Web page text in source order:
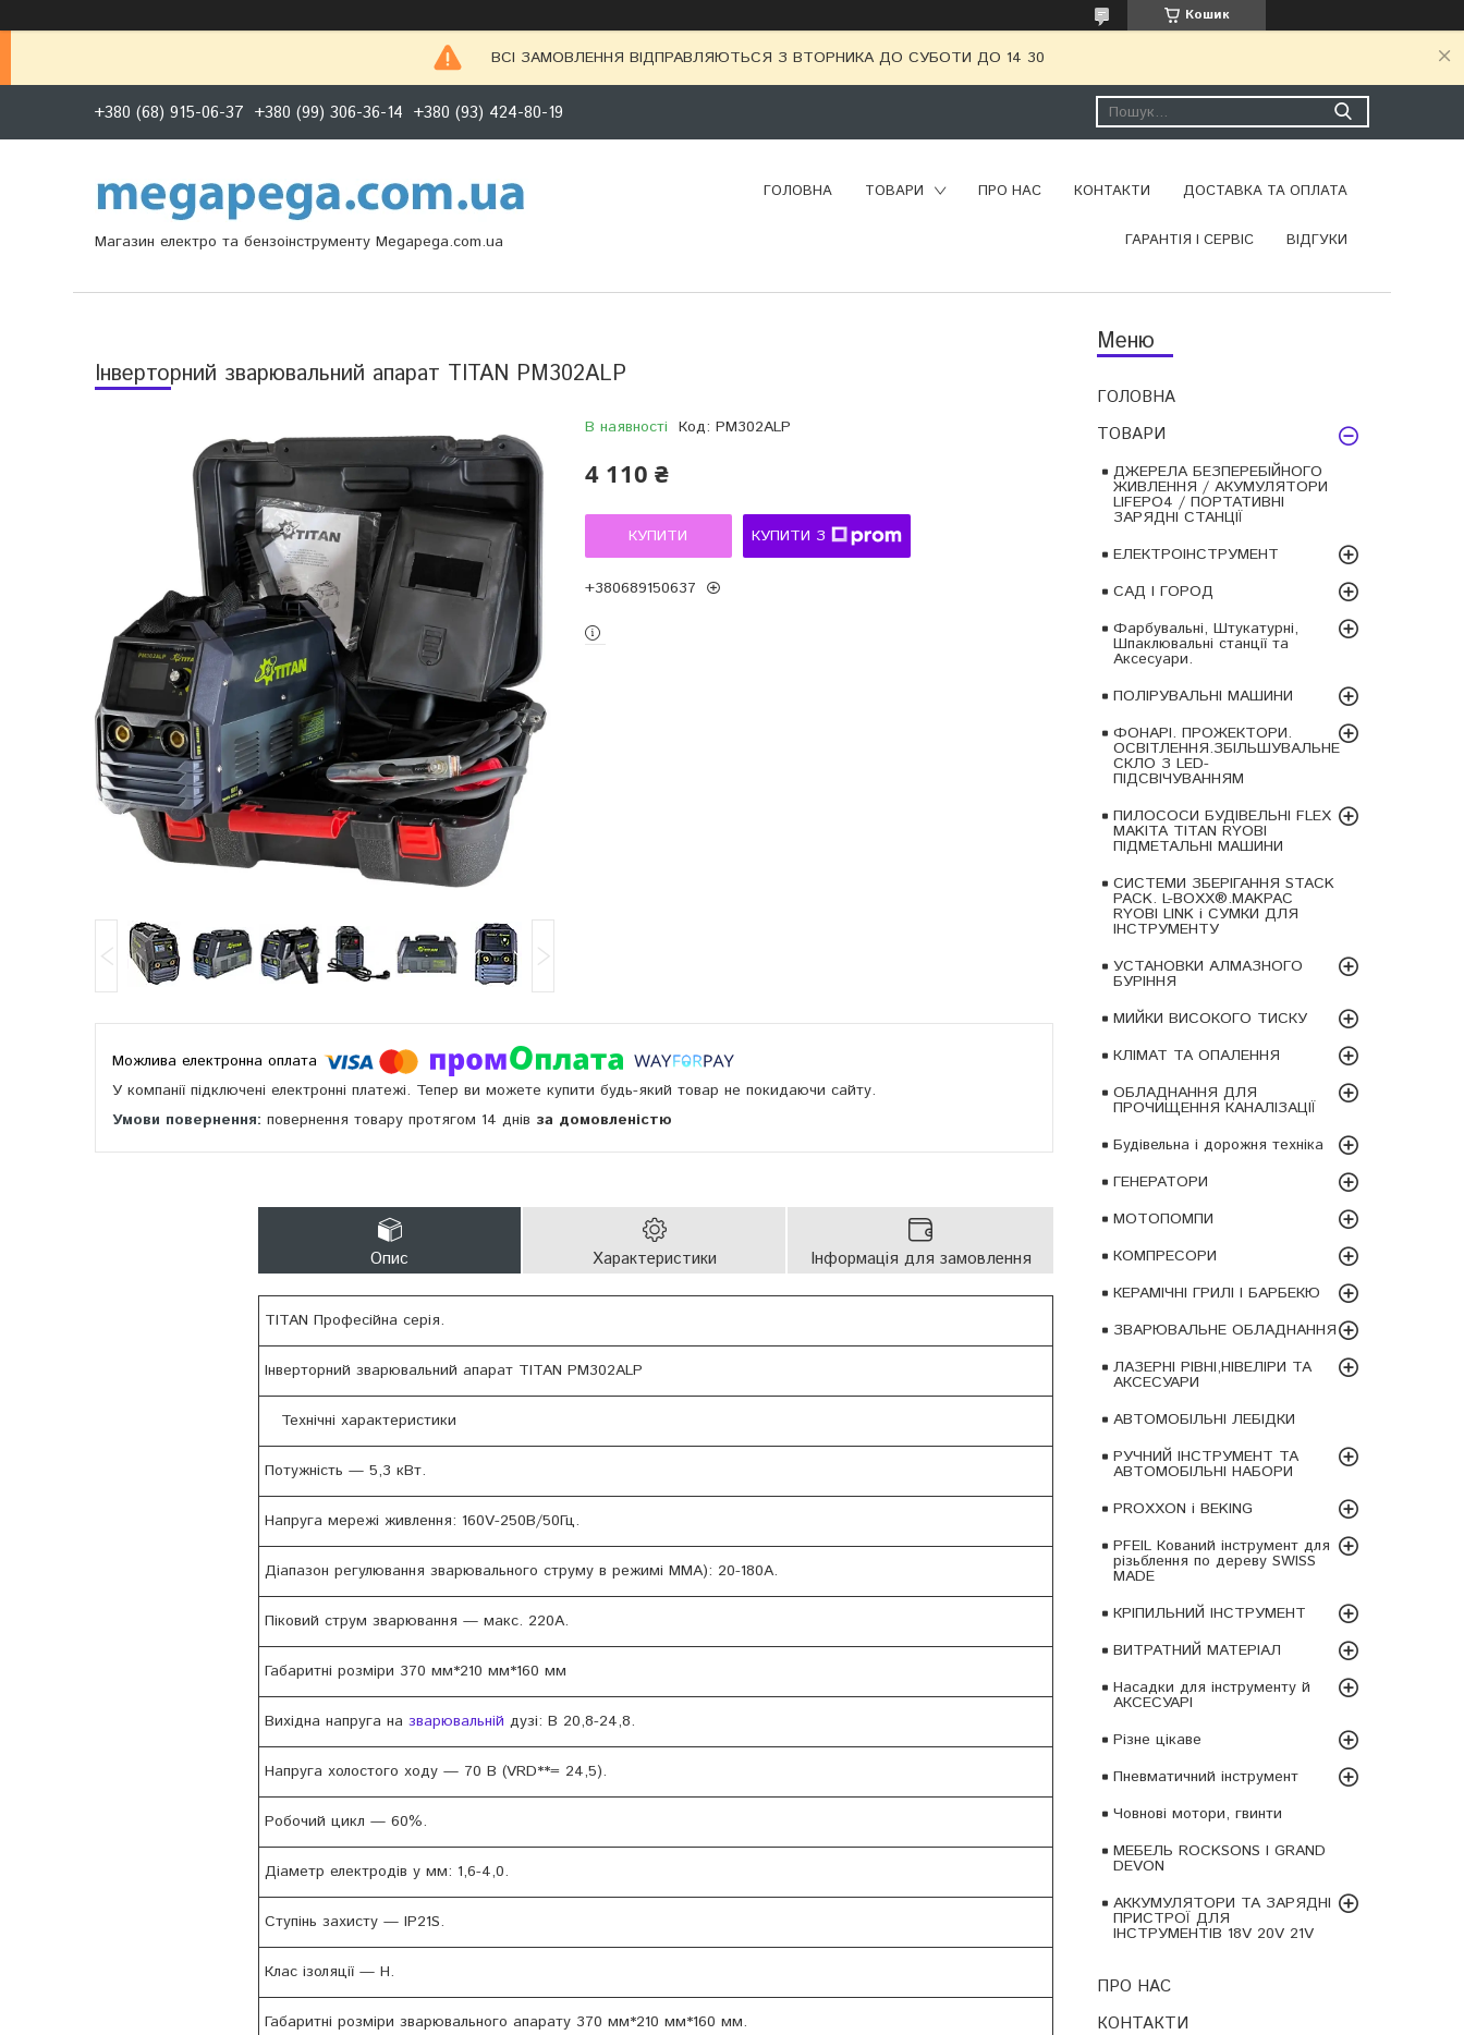
Кошик
ВСІ ЗАМОВЛЕННЯ ВІДПРАВЛЯЮТЬСЯ З ВТОРНИКА ДО СУБОТИ ДО 14 30
+380 (68) 915-06-37 +380 (99) 306-36-14 +380 (93) 424-80-19
Магазин електро та бензоінструменту Megapega.com.ua
ГОЛОВНА ТОВАРИ ПРО НАС КОНТАКТИ ДОСТАВКА ТА ОПЛАТА
ГАРАНТІЯ І СЕРВІС ВІДГУКИ
ГОЛОВНА
ТОВАРИ
ДЖЕРЕЛА БЕЗПЕРЕБІЙНОГО
ЖИВЛЕННЯ / АКУМУЛЯТОРИ
LIFEPO4 / ПОРТАТИВНІ
ЗАРЯДНІ СТАНЦІЇ
ЕЛЕКТРОІНСТРУМЕНТ
САД І ГОРОД
Фарбувальні, Штукатурні,
Шпаклювальні станції та
Аксесуари.
ПОЛІРУВАЛЬНІ МАШИНИ
ФОНАРІ. ПРОЖЕКТОРИ.
ОСВІТЛЕННЯ.ЗБІЛЬШУВАЛЬНЕ
СКЛО З LED-
ПІДСВІЧУВАННЯМ
ПИЛОСОСИ БУДІВЕЛЬНІ FLEX
MAKITA TITAN RYOBI
ПІДМЕТАЛЬНІ МАШИНИ
СИСТЕМИ ЗБЕРІГАННЯ STACK
PACK. L-BOXX®.MAKPAC
RYOBI LINK і СУМКИ ДЛЯ
ІНСТРУМЕНТУ
УСТАНОВКИ АЛМАЗНОГО
БУРІННЯ
МИЙКИ ВИСОКОГО ТИСКУ
КЛІМАТ ТА ОПАЛЕННЯ
ОБЛАДНАННЯ ДЛЯ
ПРОЧИЩЕННЯ КАНАЛІЗАЦІЇ
Будівельна і дорожня техніка
ГЕНЕРАТОРИ
МОТОПОМПИ
КОМПРЕСОРИ
КЕРАМІЧНІ ГРИЛІ І БАРБЕКЮ
ЗВАРЮВАЛЬНЕ ОБЛАДНАННЯ
ЛАЗЕРНІ РІВНІ,НІВЕЛІРИ ТА
АКСЕСУАРИ
АВТОМОБІЛЬНІ ЛЕБІДКИ
РУЧНИЙ ІНСТРУМЕНТ ТА
АВТОМОБІЛЬНІ НАБОРИ
PROXXON і BEKING
PFEIL Кований інструмент для
різьблення по дереву SWISS
MADE
КРІПИЛЬНИЙ ІНСТРУМЕНТ
ВИТРАТНИЙ МАТЕРІАЛ
Насадки для інструменту й
АКСЕСУАРІ
Різне цікаве
Пневматичний інструмент
Човнові мотори, гвинти
МЕБЕЛЬ ROCKSONS І GRAND
DEVON
АККУМУЛЯТОРИ ТА ЗАРЯДНІ
ПРИСТРОЇ ДЛЯ
ІНСТРУМЕНТІВ 18V 20V 21V
ПРО НАС
КОНТАКТИ
Інверторний зварювальний апарат TITAN PM302ALP
В наявності Код: PM302ALP
4 110 ₴
КУПИТИ КУПИТИ З
+380689150637
У компанії підключені електронні платежі. Тепер ви можете купити будь-який товар не покидаючи сайту.
повернення товару протягом 14 днів за домовленістю
Опис Характеристики Інформація для замовлення
TITAN Професійна серія.
Інверторний зварювальний апарат TITAN PM302ALP
Технічні характеристики
Потужність — 5,3 кВт.
Напруга мережі живлення: 160V-250В/50Гц.
Діапазон регулювання зварювального струму в режимі MMA): 20-180А.
Піковий струм зварювання — макс. 220А.
Габаритні розміри 370 мм*210 мм*160 мм
Вихідна напруга на зварювальній дузі: В 20,8-24,8.
Напруга холостого ходу — 70 В (VRD**= 24,5).
Робочий цикл — 60%.
Діаметр електродів у мм: 1,6-4,0.
Ступінь захисту — IP21S.
Клас ізоляції — H.
Габаритні розміри зварювального апарату 370 мм*210 мм*160 мм.